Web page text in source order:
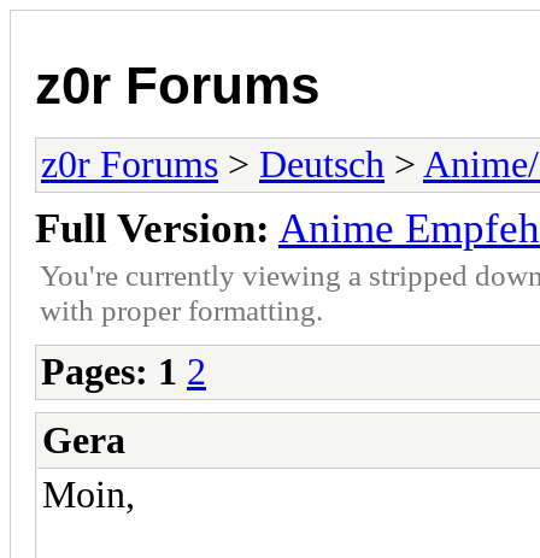
z0r Forums
z0r Forums > Deutsch >
Full Version: Anime
You're currently viewing a stripped
with proper formatting.
Pages: 1 2
Gera
Moin,